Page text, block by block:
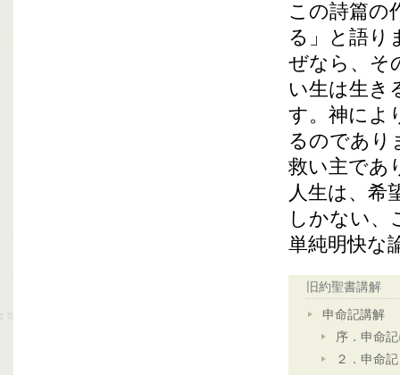
この詩篇の
る」と語り
ぜなら、そ
い生は生き
す。神によ
るのであり
救い主であ
人生は、希
しかない、
単純明快な
旧約聖書講解
申命記講解
序．申命
２．申命